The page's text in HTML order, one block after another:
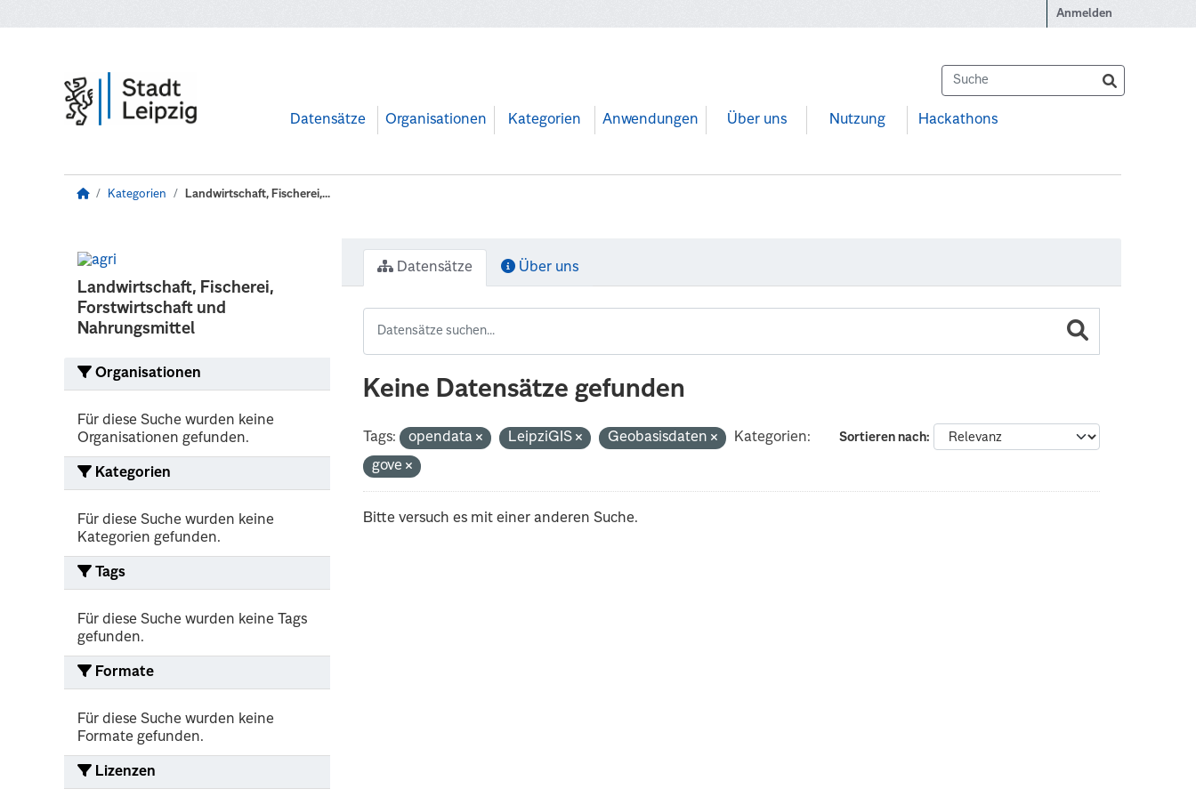
Anmelden
Datensätze Organisationen Kategorien Anwendungen Über uns Nutzung Hackathons
Kategorien Landwirtschaft, Fischerei,...
Landwirtschaft, Fischerei,
Forstwirtschaft und
Nahrungsmittel
Organisationen
Für diese Suche wurden keine
Organisationen gefunden.
Kategorien
Für diese Suche wurden keine
Kategorien gefunden.
Tags
Für diese Suche wurden keine Tags
gefunden.
Formate
Für diese Suche wurden keine
Formate gefunden.
Lizenzen
Datensätze Über uns
Keine Datensätze gefunden
Sortieren nach
Tags: opendata LeipziGIS Geobasisdaten
Kategorien:
gove
Bitte versuch es mit einer anderen Suche.